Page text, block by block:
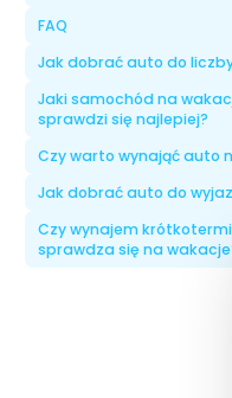
FAQ
Jak dobrać auto do
Jaki samochód na
sprawdzi się najlepiej?
Czy warto wynająć auto
Jak dobrać auto do
Czy wynajem
sprawdza się na